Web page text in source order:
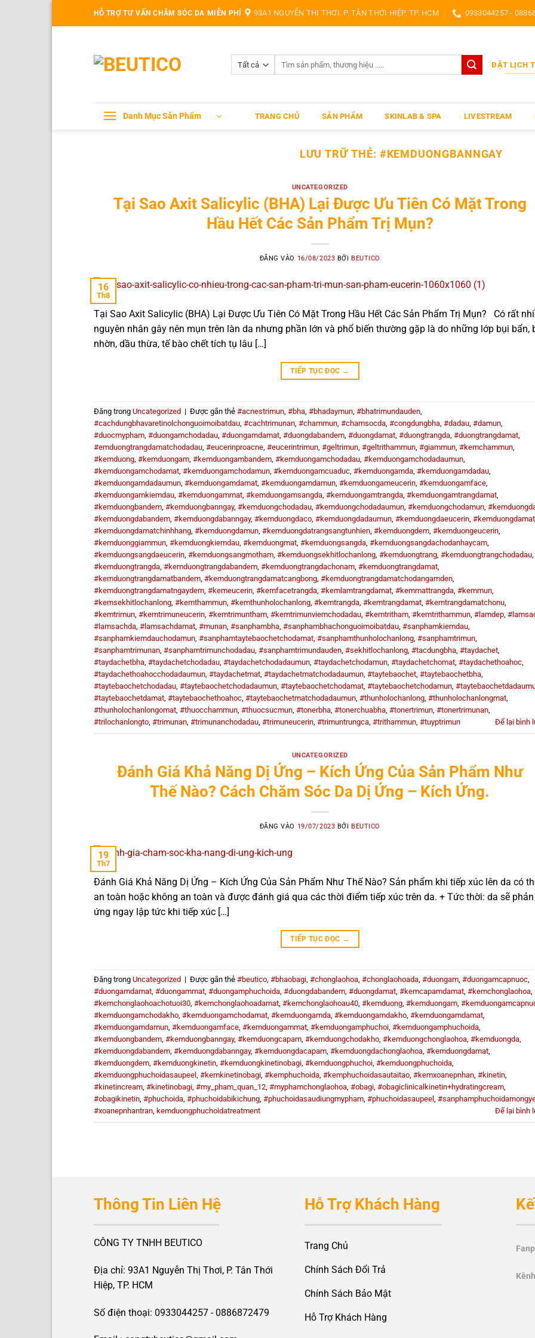
HỖ TRỢ TƯ VẤN CHĂM SÓC DA MIỄN PHÍ 93A1 NGUYỄN THỊ THƠI. P. TÂN THỚI HIỆP, TP. HCM 0933044257 -
ĐẶT LỊCH
Danh Mục Sản Phẩm TRANG CHỦ SẢN PHẨM SKINLAB & SPA LIVESTREAM
LƯU TRỮ THẺ: #KEMDUONGBANNGAY
UNCATEGORIZED
Tại Sao Axit Salicylic (BHA) Lại Được Ưu Tiên Có Mặt Trong
Hầu Hết Các Sản Phẩm Trị Mụn?
ĐĂNG VÀO 16/08/2023 BỞIBEUTICO
16
Th8
Tại Sao Axit Salicylic (BHA) Lại Được Ưu Tiên Có Mặt Trong Hầu Hết Các Sản Phẩm Trị Mụn? Có rất
nguyên nhân gây nên mụn trên làn da nhưng phần lớn và phổ biến thường gặp là do những lớp bụi bẩn,
nhờn, dầu thừa, tế bào chết tích tụ lâu […]
TIẾP TỤC ĐỌC →
Đăng trong Uncategorized | Được gắn thẻ #acnestrimun, #bha, #bhadaymun, #bhatrimundauden,
#cachdungbhavaretinolchonguoimoibatdau, #cachtrimunan, #chammun, #chamsocda, #congdungbha, #dadau, #damun,
#duocmypham, #duongamchodadau, #duongamdamat, #duongdabandem, #duongdamat, #duongtrangda, #duongtrangdamat,
#emduongtrangdamatchodadau, #eucerinproacne, #eucerintrimun, #geltrimun, #geltrithammun, #giammun, #kemchammun,
#kemduong, #kemduongam, #kemduongambandem, #kemduongamchodadau, #kemduongamchodadaumun,
#kemduongamchodamat, #kemduongamchodamun, #kemduongamcuaduc, #kemduongamda, #kemduongamdadau,
#kemduongamdadaumun, #kemduongamdamat, #kemduongamdamun, #kemduongameucerin, #kemduongamface,
#kemduongamkiemdau, #kemduongammat, #kemduongamsangda, #kemduongamtrangda, #kemduongamtrangdamat,
#kemduongbandem, #kemduongbanngay, #kemduongchodadau, #kemduongchodadaumun, #kemduongchodamun,
#kemduongdabandem, #kemduongdabanngay, #kemduongdaco, #kemduongdadaumun, #kemduongdaeucerin, #kemduongdamat
#kemduongdamatchinhhang, #kemduongdamun, #kemduongdatrangsangtunhien, #kemduongdem, #kemduongeucerin,
#kemduonggiammun, #kemduongkiemdau, #kemduongmat, #kemduongsangda, #kemduongsangdachodanhaycam,
#kemduongsangdaeucerin, #kemduongsangmotham, #kemduongsekhitlochanlong, #kemduongtrang, #kemduongtrangchodadau,
#kemduongtrangda, #kemduongtrangdabandem, #kemduongtrangdachonam, #kemduongtrangdamat,
#kemduongtrangdamatbandem, #kemduongtrangdamatcangbong, #kemduongtrangdamatchodangamden,
#kemduongtrangdamatngaydem, #kemeucerin, #kemfacetrangda, #kemlamtrangdamat, #kemmattrangda, #kemmun,
#kemsekhitlochanlong, #kemthammun, #kemthunholochanlong, #kemtrangda, #kemtrangdamat, #kemtrangdamatchonu,
#kemtrimun, #kemtrimuneucerin, #kemtrimuntham, #kemtrimunviemchodadau, #kemtritham, #kemtrithammun, #lamdep,
#lamsachda, #lamsachdamat, #munan, #sanphambha, #sanphambhachonguoimoibatdau, #sanphamkiemdau,
#sanphamkiemdauchodamun, #sanphamtaytebaochetchodamat, #sanphamthunholochanlong, #sanphamtrimun,
#sanphamtrimunan, #sanphamtrimunchodadau, #sanphamtrimundauden, #sekhitlochanlong, #tacdungbha, #taydachet,
#taydachetbha, #taydachetchodadau, #taydachetchodadaumun, #taydachetchodamun, #taydachetchomat, #taydachethoahoc,
#taydachethoahocchodadaumun, #taydachetmat, #taydachetmatchodadaumun, #taytebaochet, #taytebaochetbha,
#taytebaochetchodadau, #taytebaochetchodadaumun, #taytebaochetchodamat, #taytebaochetchodamun,
#taytebaochetdamat, #taytebaochethoahoc, #taytebaochetmatchodadaumun, #thunholochanlong, #thunholochanlongmat,
#thunholochanlongomat, #thuocchammun, #thuocsucmun, #tonerbha, #tonerchuabha, #tonertrimun, #tonertrimunan,
#trilochanlongto, #trimunan, #trimunanchodadau, #trimuneucerin, #trimuntrungca, #trithammun, #tuyptrimun Để lại bình
UNCATEGORIZED
Đánh Giá Khả Năng Dị Ứng – Kích Ứng Của Sản Phẩm Như
Thế Nào? Cách Chăm Sóc Da Dị Ứng – Kích Ứng.
ĐĂNG VÀO 19/07/2023 BỞIBEUTICO
19
Th7
Đánh Giá Khả Năng Dị Ứng – Kích Ứng Của Sản Phẩm Như Thế Nào? Sản phẩm khi tiếp xúc lên da có
an toàn hoặc không an toàn và được đánh giá qua các thời điểm tiếp xúc trên da. + Tức thời: da sẽ phản
ứng ngay lập tức khi tiếp xúc […]
TIẾP TỤC ĐỌC →
Đăng trong Uncategorized | Được gắn thẻ #beutico, #bhaobagi, #chonglaohoa, #chonglaohoada, #duongam, #duongamcapnuoc,
#duongamdamat, #duongammat, #duongamphuchoida, #duongdabandem, #duongdamat, #kemcapamdamat, #kemchonglaohoa,
#kemchonglaohoachotuoi30, #kemchonglaohoadamat, #kemchonglaohoau40, #kemduong, #kemduongam,
#kemduongamchodakho, #kemduongamchodamat, #kemduongamda, #kemduongamdakho, #kemduongamdamat,
#kemduongamdamun, #kemduongamface, #kemduongammat, #kemduongamphuchoi, #kemduongamphuchoida,
#kemduongbandem, #kemduongbanngay, #kemduongcapam, #kemduongchodakho, #kemduongchonglaohoa, #kemduongda,
#kemduongdabandem, #kemduongdabanngay, #kemduongdacapam, #kemduongdachonglaohoa, #kemduongdamat,
#kemduongdem, #kemduongkinetin, #kemduongkinetinobagi, #kemduongphuchoi, #kemduongphuchoida,
#kemduongphuchoidasaupeel , #kemkinetinobagi, #kemphuchoida, #kemphuchoidasautaitao, #kemxoanepnhan, #kinetin,
#kinetincream, #kinetinobagi, #my_pham_quan_12, #myphamchonglaohoa, #obagi, #obagiclinicalkinetin+hydratingcream,
#obagikinetin, #phuchoida, #phuchoidabikichung, #phuchoidasaudiungmypham, #phuchoidasaupeel ,
#xoanepnhantran, kemduongphuchoidatreatment Để lại bình
Thông Tin Liên Hệ
CÔNG TY TNHH BEUTICO
Địa chỉ: 93A1 Nguyễn Thị Thơi, P. Tân Thới
Hiệp, TP. HCM
Số điện thoại: 0933044257 - 0886872479
Hỗ Trợ Khách Hàng
Trang Chủ
Chính Sách Đổi Trả
Chính Sách Bảo Mật
Hỗ Trợ Khách Hàng